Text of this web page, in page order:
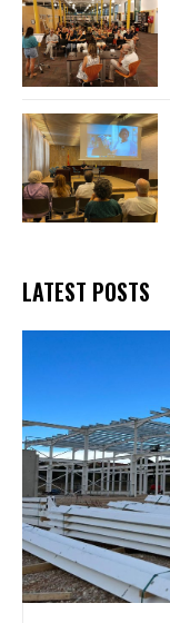
LATEST POSTS